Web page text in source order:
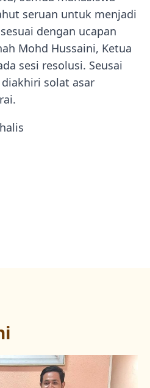
seruan untuk menjadi
dengan ucapan
Mohd Hussaini, Ketua
sesi resolusi. Seusai
solat asar